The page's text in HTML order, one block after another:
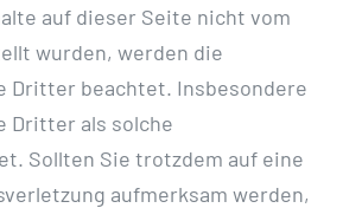
auf dieser Seite nicht vom
wurden, werden die
Dritter beachtet. Insbesondere
Dritter als solche
Sollten Sie trotzdem auf eine
aufmerksam werden,